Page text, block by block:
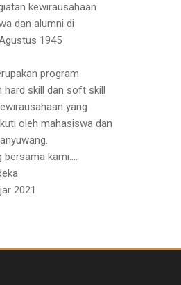
kewirausahaan
dan alumni di
1945
program
hard skill dan soft skill
yang
oleh mahasiswa dan
bersama kami….
2021